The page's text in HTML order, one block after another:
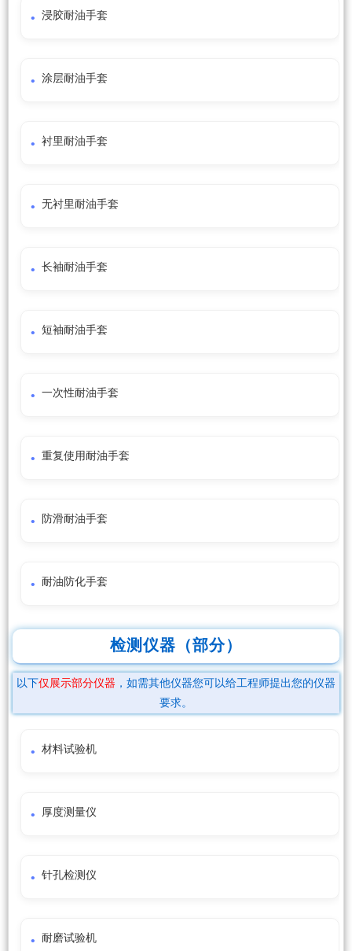
浸胶耐油手套
涂层耐油手套
衬里耐油手套
无衬里耐油手套
长袖耐油手套
短袖耐油手套
一次性耐油手套
重复使用耐油手套
防滑耐油手套
耐油防化手套
检测仪器（部分）
以下仅展示部分仪器 ，如需其他仪器您可以给工程师提出您的仪器
要求。
材料试验机
厚度测量仪
针孔检测仪
耐磨试验机